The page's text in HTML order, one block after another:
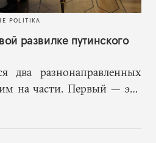
POLITIKA
развилке путинского
два разнонаправленных
на части. Первый — это
где эскалация влечет за